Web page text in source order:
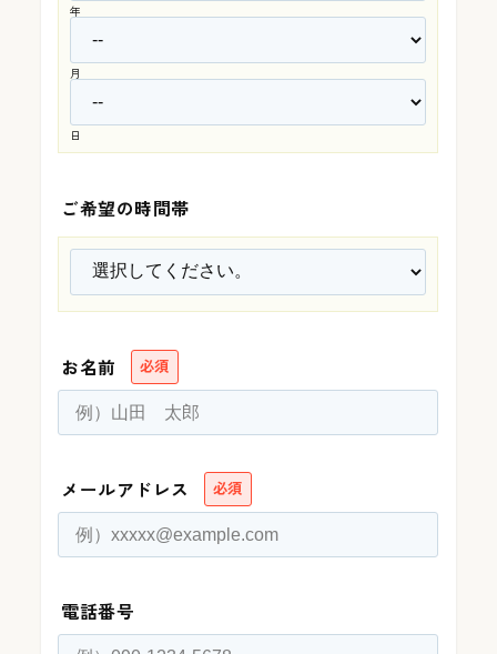
採用情報
カタログ請求
展示場来場予約
販売中の物件
年
月
日
ご希望の時間帯
お名前 必須
メールアドレス 必須
電話番号